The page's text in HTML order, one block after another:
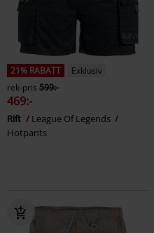
21% RABATT
Exklusiv
rek-pris 599:-
469:-
Rift
League Of Legends
Hotpants